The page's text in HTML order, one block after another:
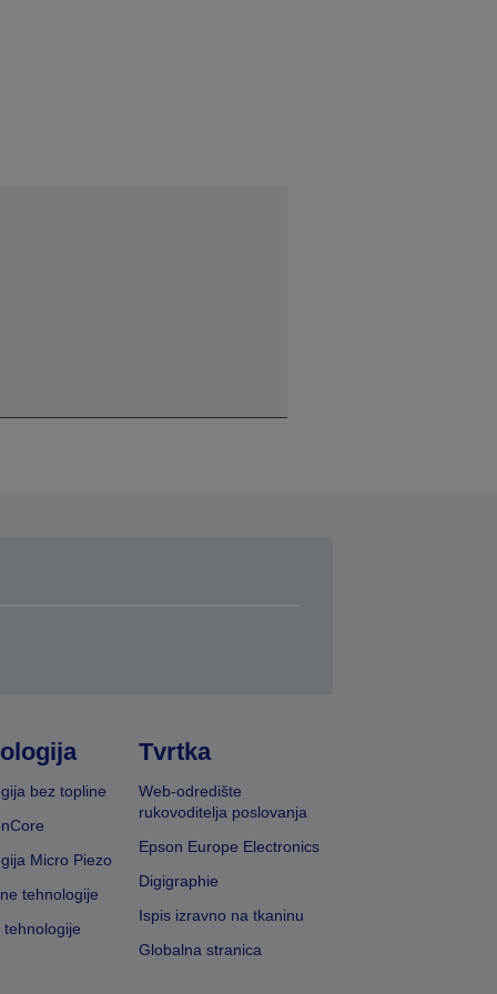
bez topline
Micro Piezo
tehnologije
Tvrtka
Web-odredište
rukovoditelja poslovanja
Epson Europe Electronics
Digigraphie
Ispis izravno na tkaninu
Globalna stranica